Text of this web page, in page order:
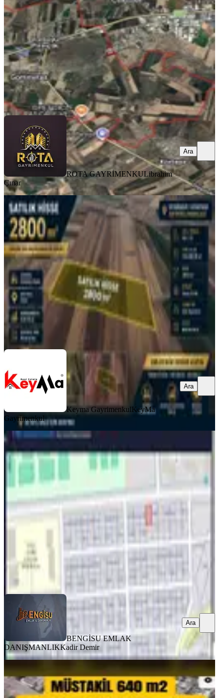
Diyarbakır, Bağlar
520 m² ·5.250/m²·27.07.2026
2.730.000 ₺
ROTA GAYRİMENKUL ibrahim Çınar
Ara
ROTA GAYRİMENKULibrahim
Çınar
Ara
Hatipoğlu Da Acil Satılık Arazi
(101/73)
Diyarbakır, Kayapınar
2800 m²
964/m² 26.07.2026
2.700.000 ₺
Keyma Gayrimenkul KeyMa Gayrimenkul
Ara
Keyma GayrimenkulKeyMa
Gayrimenkul
Ara
YOLA YAKIN
İmarlı Müstakil Arsa
·Doğalgaz, İfrazlı +3· 24.167/m²
26.07.2026
7.250.000 ₺
BENGİSU EMLAK DANIŞMANLIK Kadir Demir
BENGİSU EMLAK
DANIŞMANLIKKadir Demir
Ara
Kayapınar Da Şehrin Merkezinde
Kentsel Dönüşüme Uygun Arsa